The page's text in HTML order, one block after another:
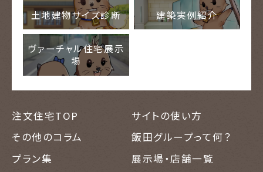
土地建物サイズ診断 建築実例紹介
ヴァーチャル住宅展示
場
注文住宅TOP
サイトの使い方
その他のコラム
飯田グループって何？
プラン集
展示場・店舗一覧